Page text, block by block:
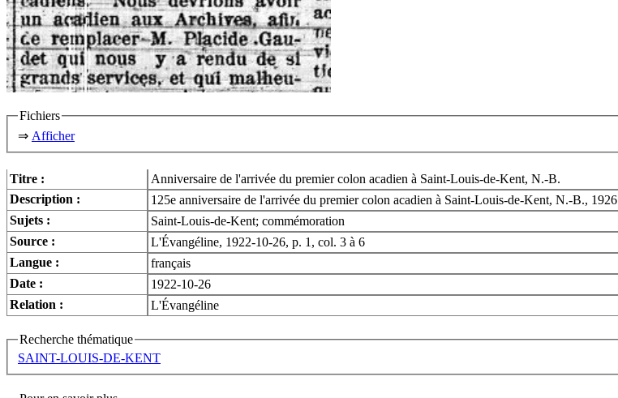
Fichiers
⇒ Afficher
Titre :
Anniversaire de l'arrivée du premier colon acadien à Saint-Louis-de-Kent, N.-B.
Description :
125e anniversaire de l'arrivée du premier colon acadien à Saint-Louis-de-Kent, N.-B., 1926
Sujets :
Saint-Louis-de-Kent; commémoration
Source :
L'Évangéline, 1922-10-26, p. 1, col. 3 à 6
Langue :
français
Date :
1922-10-26
Relation :
L'Évangéline
Recherche thématique
SAINT-LOUIS-DE-KENT